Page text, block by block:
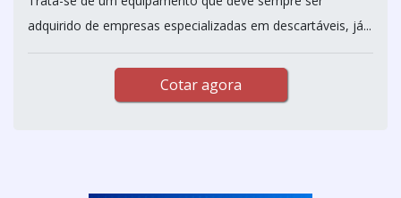
adquirido de empresas especializadas em descartáveis, já...
Cotar agora